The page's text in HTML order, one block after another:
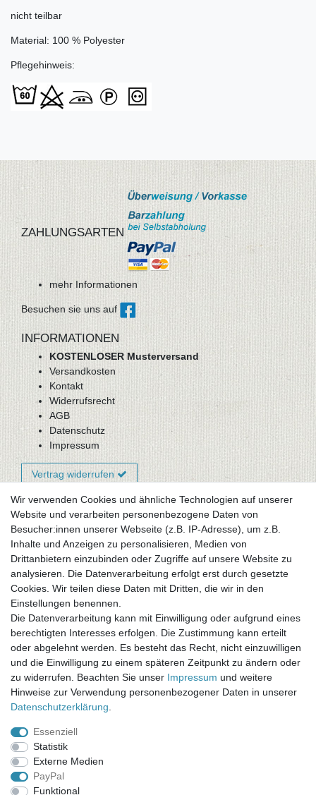
nicht teilbar
Material: 100 % Polyester
Pflegehinweis:
ZAHLUNGSARTEN
mehr Informationen
Besuchen sie uns auf
INFORMATIONEN
KOSTENLOSER Musterversand
Versandkosten
Kontakt
Widerrufsrecht
AGB
Datenschutz
Impressum
Vertrag widerrufen
Newsletter-Anmeldung
FAQ / Fragen
Mein Warenkorb
Mein Merkzettel
Mein Konto
UNSER LADENGESCHÄFT
Gottlieb-Daimler-Str. 10
33334 Gütersloh
ÖFFNUNGSZEITEN
Montag - Dienstag: 8.00 - 18.00 Uhr, Mittwoch Ruhetag,
Donnerstag: 8.00 - 18.00 Uhr, Freitag 8.00 - 14.00 Uhr
KUNDENSERVICE
Telefon: (05241) 403 22 38
E-Mail: info@stoffamstueck.de
Wir verwenden Cookies und ähnliche Technologien auf unserer
Website und verarbeiten personenbezogene Daten von
Besucher:innen unserer Webseite (z.B. IP-Adresse), um z.B.
Inhalte und Anzeigen zu personalisieren, Medien von
Drittanbietern einzubinden oder Zugriffe auf unsere Website zu
analysieren. Die Datenverarbeitung erfolgt erst durch gesetzte
Cookies. Wir teilen diese Daten mit Dritten, die wir in den
Einstellungen benennen.
Die Datenverarbeitung kann mit Einwilligung oder aufgrund eines
berechtigten Interesses erfolgen. Die Zustimmung kann erteilt
oder abgelehnt werden. Es besteht das Recht, nicht einzuwilligen
und die Einwilligung zu einem späteren Zeitpunkt zu ändern oder
zu widerrufen. Beachten Sie unser Impressum und weitere
Hinweise zur Verwendung personenbezogener Daten in unserer
Daten­schutz­erklärung
Essenziell
Statistik
Externe Medien
PayPal
Funktional